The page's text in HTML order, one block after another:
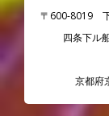
〒600-8019
四条下ル
京都府